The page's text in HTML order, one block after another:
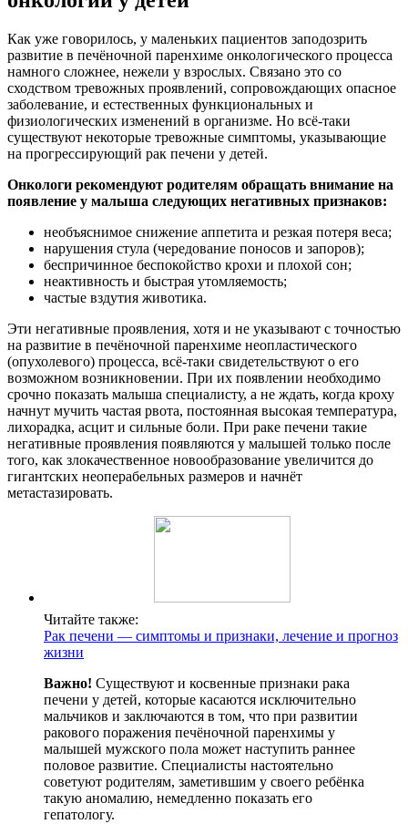
Как уже говорилось, у маленьких пациентов заподозрить
развитие в печёночной паренхиме онкологического процесса
намного сложнее, нежели у взрослых. Связано это со
сходством тревожных проявлений, сопровождающих опасное
заболевание, и естественных функциональных и
физиологических изменений в организме. Но всё-таки
существуют некоторые тревожные симптомы, указывающие
на прогрессирующий рак печени у детей.
Онкологи рекомендуют родителям обращать внимание на
появление у малыша следующих негативных признаков:
необъяснимое снижение аппетита и резкая потеря веса;
нарушения стула (чередование поносов и запоров);
беспричинное беспокойство крохи и плохой сон;
неактивность и быстрая утомляемость;
частые вздутия животика.
Эти негативные проявления, хотя и не указывают с точностью
на развитие в печёночной паренхиме неопластического
(опухолевого) процесса, всё-таки свидетельствуют о его
возможном возникновении. При их появлении необходимо
срочно показать малыша специалисту, а не ждать, когда кроху
начнут мучить частая рвота, постоянная высокая температура,
лихорадка, асцит и сильные боли. При раке печени такие
негативные проявления появляются у малышей только после
того, как злокачественное новообразование увеличится до
гигантских неоперабельных размеров и начнёт
метастазировать.
Читайте также:
Рак печени — симптомы и признаки, лечение и прогноз
жизни
Важно! Существуют и косвенные признаки рака
печени у детей, которые касаются исключительно
мальчиков и заключаются в том, что при развитии
ракового поражения печёночной паренхимы у
малышей мужского пола может наступить раннее
половое развитие. Специалисты настоятельно
советуют родителям, заметившим у своего ребёнка
такую аномалию, немедленно показать его
гепатологу.